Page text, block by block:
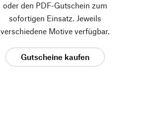
oder den PDF-Gutschein zum
sofortigen Einsatz. Jeweils
verschiedene Motive verfügbar.
Gutscheine kaufen